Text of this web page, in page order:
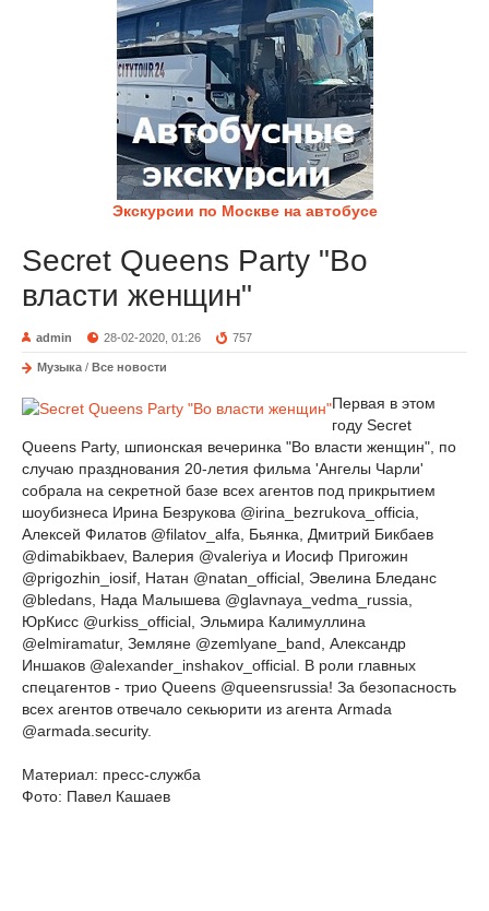
Экскурсии по Москве на автобусе
Secret Queens Party "Во
власти женщин"
admin 28-02-2020, 01:26 757
Музыка / Все новости
Первая в этом
году Secret
Queens Party, шпионская вечеринка "Во власти женщин", по
случаю празднования 20-летия фильма 'Ангелы Чарли'
собрала на секретной базе всех агентов под прикрытием
шоубизнеса Ирина Безрукова @irina_bezrukova_officia,
Алексей Филатов @filatov_alfa, Бьянка, Дмитрий Бикбаев
@dimabikbaev, Валерия @valeriya и Иосиф Пригожин
@prigozhin_iosif, Натан @natan_official, Эвелина Бледанс
@bledans, Нада Малышева @glavnaya_vedma_russia,
ЮрКисс @urkiss_official, Эльмира Калимуллина
@elmiramatur, Земляне @zemlyane_band, Александр
Иншаков @alexander_inshakov_official. В роли главных
спецагентов - трио Queens @queensrussia! За безопасность
всех агентов отвечало секьюрити из агента Armada
@armada.security.
Материал: пресс-служба
Фото: Павел Кашаев